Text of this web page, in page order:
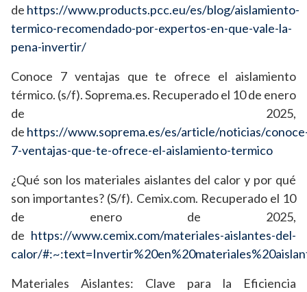
de https://www.products.pcc.eu/es/blog/aislamiento-
termico-recomendado-por-expertos-en-que-vale-la-
pena-invertir/
Conoce 7 ventajas que te ofrece el aislamiento
térmico. (s/f). Soprema.es. Recuperado el 10 de enero
de 2025,
de https://www.soprema.es/es/article/noticias/
7-ventajas-que-te-ofrece-el-aislamiento-termico
¿Qué son los materiales aislantes del calor y por qué
son importantes? (S/f). Cemix.com. Recuperado el 10
de enero de 2025,
de https://www.cemix.com/materiales-aislantes-del-
calor/
Materiales Aislantes: Clave para la Eficiencia